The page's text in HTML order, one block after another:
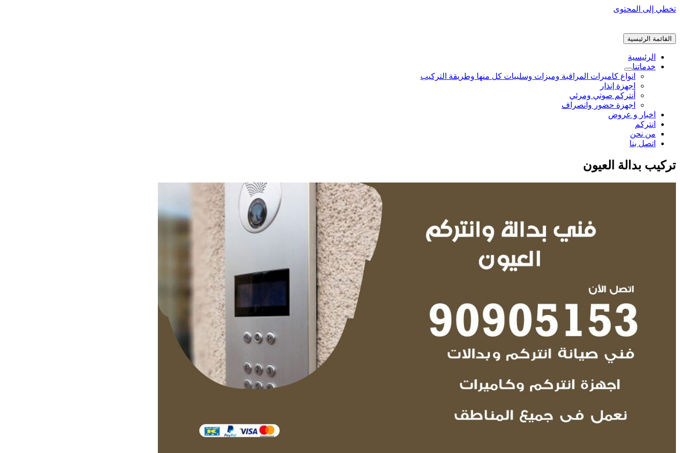
تخطي إلى المحتوى
القائمة الرئيسية
الرئيسية
خدماتنا
انواع كاميرات المراقبة وميزات وسلبيات كل منها وطريقة التركيب
اجهزة إنذار
أنتركم صوتي ومرئي
اجهزة حضور وانصراف
اخبار و عروض
انتركم
من نحن
اتصل بنا
تركيب بدالة العيون